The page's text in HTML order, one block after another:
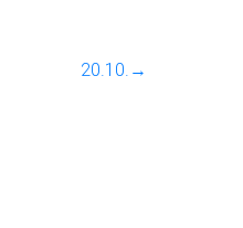
20.10.→